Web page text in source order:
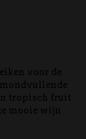
voor de
tropisch fruit
mooie wijn